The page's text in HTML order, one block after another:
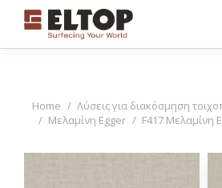
You are here:
Home Λύσεις για διακόσμηση
Μελαμίνη Egger
F417 Μελαμίνη